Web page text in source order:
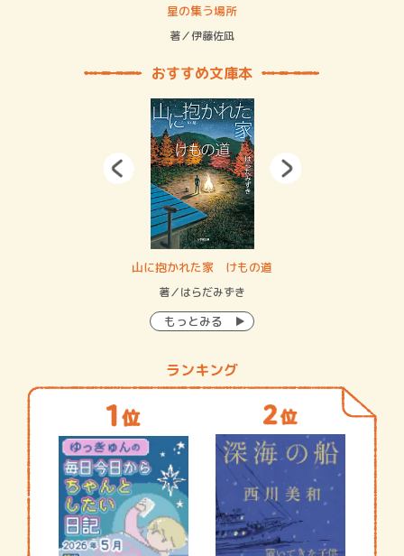
星の集う場所
著／伊藤佐凪
おすすめ文庫本
山に抱かれた家 けもの道
著／はらだみずき
もっとみる
ランキング